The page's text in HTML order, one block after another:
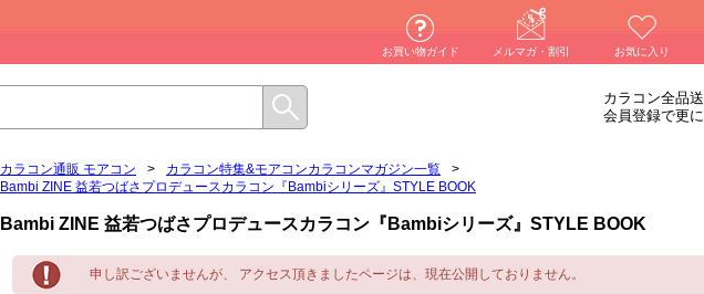
お買い物ガイド メルマガ・割引 お気に入り
カラコン全品
会員登録で更に
カラコン通販 モアコン > カラコン特集&モアコンカラコンマガジン一覧
>
Bambi ZINE 益若つばさプロデュースカラコン『Bambiシリーズ』STYLE BOOK
Bambi ZINE 益若つばさプロデュースカラコン『Bambiシリーズ』STYLE BOOK
申し訳ございませんが、 アクセス頂きましたページは、現在公開しておりません。